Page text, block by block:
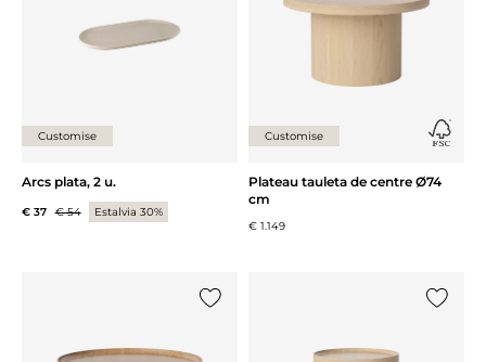
Customise
Arcs plata, 2 u.
€ 37 € 54 Estalvia 30%
Customise
Plateau tauleta de centre Ø74
cm
€ 1.149